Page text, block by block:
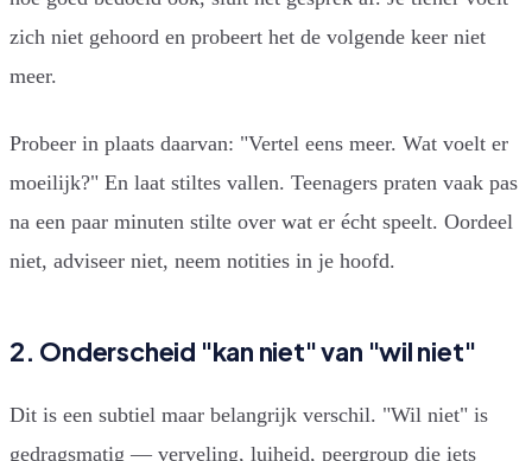
zich niet gehoord en probeert het de volgende keer niet
meer.
Probeer in plaats daarvan: "Vertel eens meer. Wat voelt er
moeilijk?" En laat stiltes vallen. Teenagers praten vaak pas
na een paar minuten stilte over wat er écht speelt. Oordeel
niet, adviseer niet, neem notities in je hoofd.
2. Onderscheid "kan niet" van "wil niet"
Dit is een subtiel maar belangrijk verschil. "Wil niet" is
gedragsmatig — verveling, luiheid, peergroup die iets